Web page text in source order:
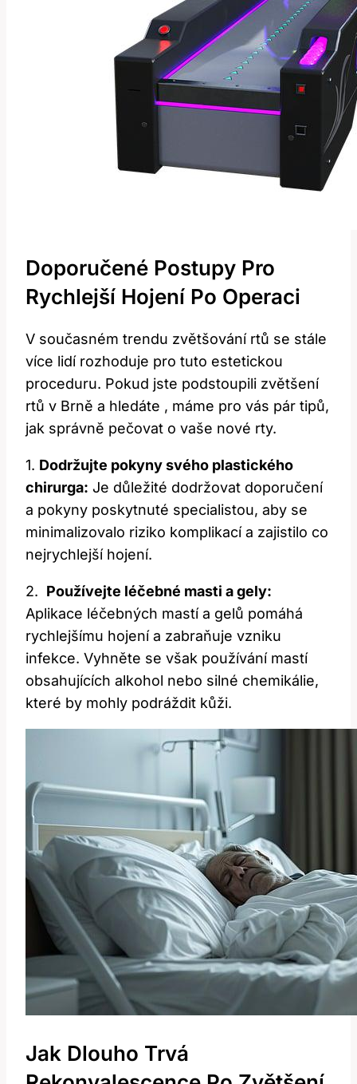
Doporučené Postupy Pro
Rychlejší Hojení Po​ Operaci
V současném trendu zvětšování rtů se stále
více lidí rozhoduje pro tuto estetickou
proceduru. Pokud jste podstoupili zvětšení
rtů v Brně a hledáte , máme pro vás pár tipů,
jak správně pečovat o vaše nové rty.
1.⁤ Dodržujte pokyny svého plastického
chirurga: Je důležité‍ dodržovat doporučení
a ⁣pokyny poskytnuté specialistou, aby se⁢
minimalizovalo riziko komplikací a zajistilo co
nejrychlejší hojení.
2. ​ Používejte léčebné masti a gely:
Aplikace léčebných mastí a gelů pomáhá
rychlejšímu hojení a zabraňuje vzniku
infekce. Vyhněte se však používání mastí
‌obsahujících alkohol nebo silné chemikálie,‍
které by mohly podráždit kůži.
Jak Dlouho Trvá